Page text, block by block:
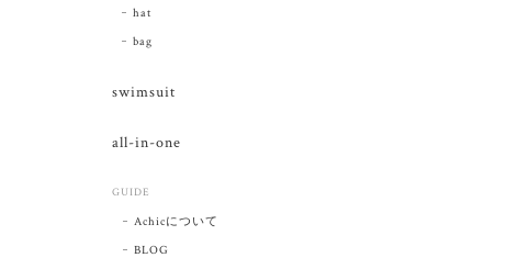
hat
bag
swimsuit
all-in-one
GUIDE
Achicについて
BLOG